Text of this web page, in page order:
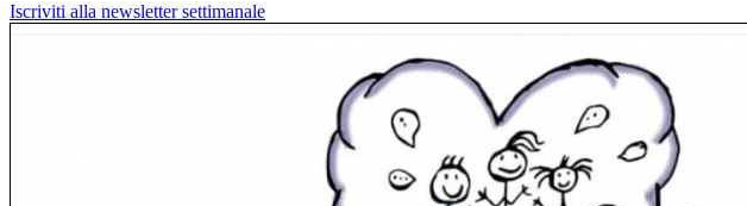
Iscriviti alla newsletter settimanale